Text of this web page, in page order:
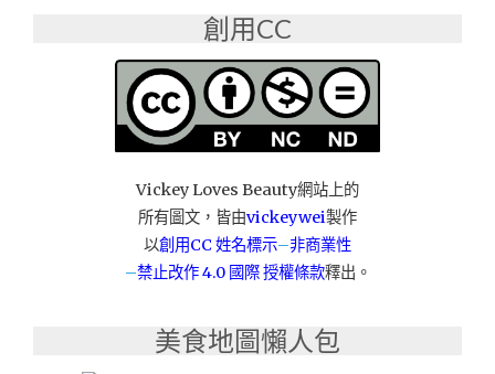
眠
床
小
姐・
沙
發"
創用CC
Vickey Loves Beauty網站上的
所有圖文，皆由vickeywei製作
以創用CC 姓名標示–非商業性
–禁止改作4.0 國際 授權條款釋出。
美食地圖懶人包